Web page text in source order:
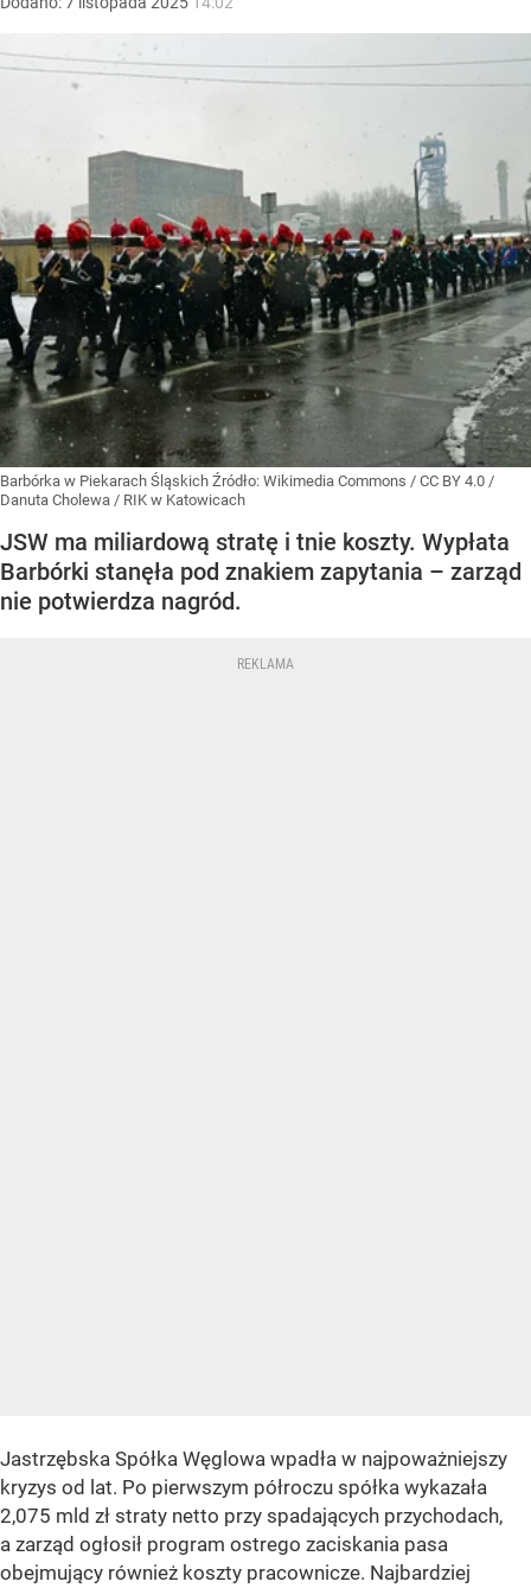
Barbórka w Piekarach Śląskich Źródło: Wikimedia Commons / CC BY 4.0 /
Danuta Cholewa / RIK w Katowicach
JSW ma miliardową stratę i tnie koszty. Wypłata
Barbórki stanęła pod znakiem zapytania – zarząd
nie potwierdza nagród.
Jastrzębska Spółka Węglowa wpadła w najpoważniejszy
kryzys od lat. Po pierwszym półroczu spółka wykazała
2,075 mld zł straty netto przy spadających przychodach,
a zarząd ogłosił program ostrego zaciskania pasa
obejmujący również koszty pracownicze. Najbardziej